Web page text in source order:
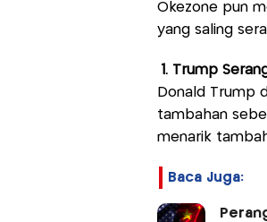
Okezone pun
yang saling
1. Trump
Donald Trump
tambahan
menarik
Baca Juga: